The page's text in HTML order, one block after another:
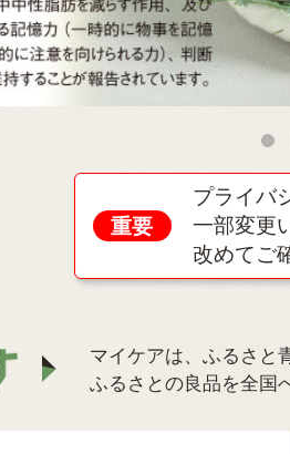
重要
プライバ
一部変更
改めてご
マイケアは、ふるさと
ふるさとの良品を全国